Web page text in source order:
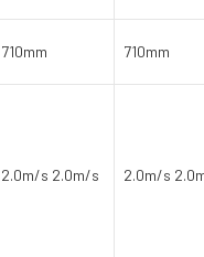
710mm 710mm
2.0m/s 2.0m/s 2.0m/s